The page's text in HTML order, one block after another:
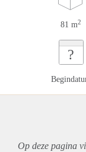
81 m2
?
Op deze pagina